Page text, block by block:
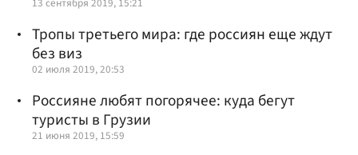
Тропы третьего мира: где россиян еще ждут
без виз
02 июля 2019, 20:53
Россияне любят погорячее: куда бегут
туристы в Грузии
21 июня 2019, 15:59